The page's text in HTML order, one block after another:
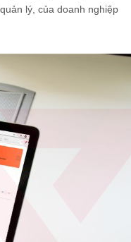
lý, của doanh nghiệp